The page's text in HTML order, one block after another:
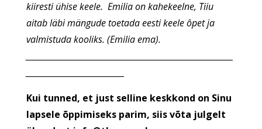
kiiresti ühise keele. Emilia on kahekeelne, Tiiu
aitab läbi mängude toetada eesti keele ôpet ja
valmistuda kooliks. (Emilia ema).
Kui tunned, et just selline keskkond on Sinu
lapsele õppimiseks parim, siis võta julgelt